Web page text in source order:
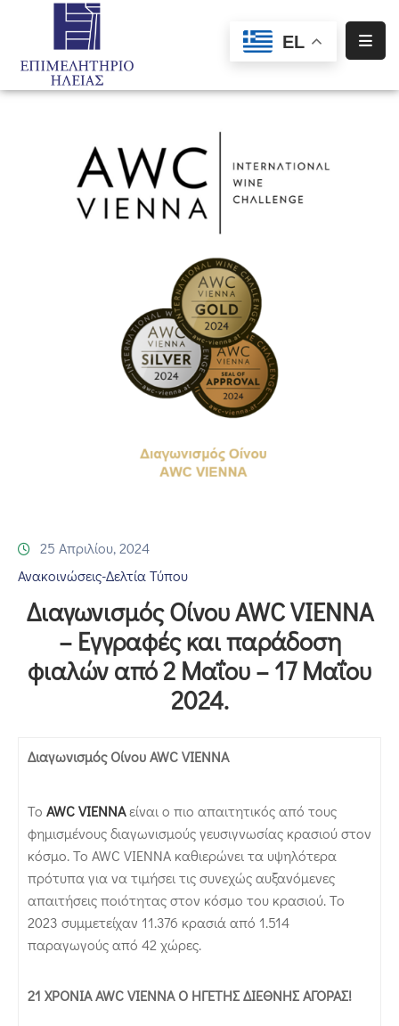
EL
Αρχική
25 Απριλίου, 2024
Ανακοινώσεις-Δελτία Τύπου
Διαγωνισμός Οίνου AWC VIENNA
– Εγγραφές και παράδοση
φιαλών από 2 Μαΐου – 17 Μαΐου
2024.
Διαγωνισμός Οίνου AWC VIENNA
Το AWC VIENNAείναι ο πιο απαιτητικός από τους
φημισμένους διαγωνισμούς γευσιγνωσίας κρασιού στον
κόσμο. Το AWC VIENNA καθιερώνει τα υψηλότερα
πρότυπα για να τιμήσει τις συνεχώς αυξανόμενες
απαιτήσεις ποιότητας στον κόσμο του κρασιού. Το
2023 συμμετείχαν 11.376 κρασιά από 1.514
παραγωγούς από 42 χώρες.
21 ΧΡΟΝΙΑ AWC VIENNA Ο ΗΓΕΤΗΣ ΔΙΕΘΝΗΣ ΑΓΟΡΑΣ!